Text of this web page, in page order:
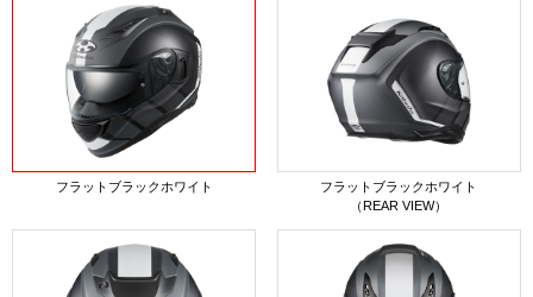
フラットブラックホワイト
フラットブラックホワイト
（REAR VIEW）